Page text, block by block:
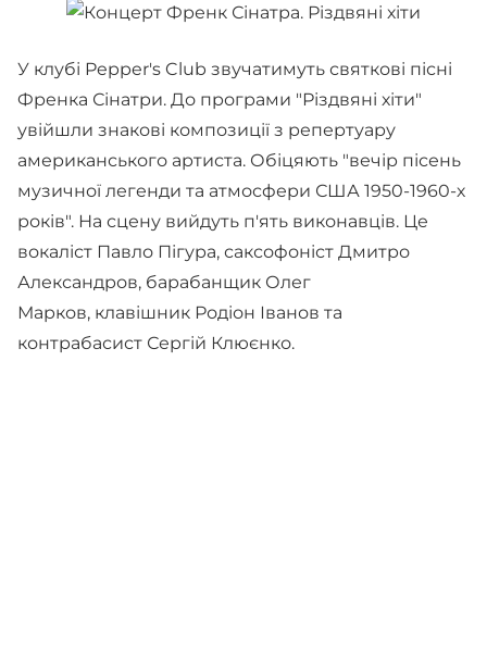
У клубі Pepper's Club звучатимуть святкові пісні
Френка Сінатри. До програми "Різдвяні хіти"
увійшли знакові композиції з репертуару
американського артиста. Обіцяють "вечір пісень
музичної легенди та атмосфери США 1950-1960-х
років". На сцену вийдуть п'ять виконавців. Це
вокаліст Павло Пігура, саксофоніст Дмитро
Александров, барабанщик Олег
Марков, клавішник Родіон Іванов та
контрабасист Сергій Клюєнко.